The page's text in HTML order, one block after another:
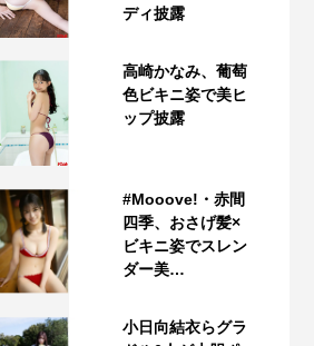
ディ披露
高崎かなみ、葡萄
色ビキニ姿で美ヒ
ップ披露
#Mooove!・赤間
四季、おさげ髪×
ビキニ姿でスレン
ダー美…
小日向結衣らグラ